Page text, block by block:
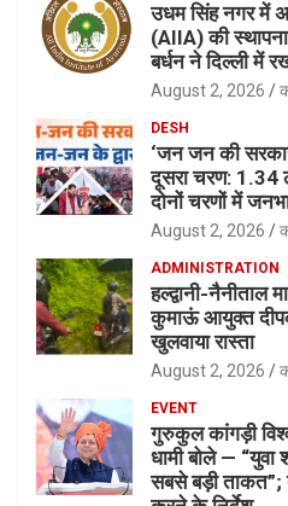
उधम सिंह नगर में
(AIIA) की
बर्धन ने दिल्ली में
August 2, 2026
DESH
‘जन जन की
दूसरा चरण: 1.34
दोनों चरणों में
August 2, 2026
ADMINISTRATION
हल्द्वानी-नैनीताल
कुमाऊं आयुक्त
खुलवाया रास्ता
August 2, 2026
EVENT
गुरुकुल कांगड़ी
धामी बोले — “युवा
सबसे बड़ी